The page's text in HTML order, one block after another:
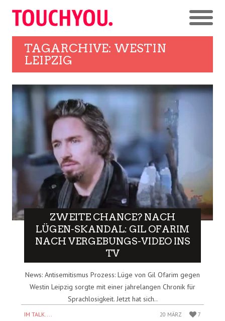
TAGARCHIVE: WESTIN
LEIPZIG
ZWEITE CHANCE? NACH
LÜGEN-SKANDAL: GIL OFARIM
NACH VERGEBUNGS-VIDEO INS
TV
News: Antisemitismus Prozess: Lüge von Gil Ofarim gegen
Westin Leipzig sorgte mit einer jahrelangen Chronik für
Sprachlosigkeit. Jetzt hat sich..
IM TALK.... 20 MÄRZ 7